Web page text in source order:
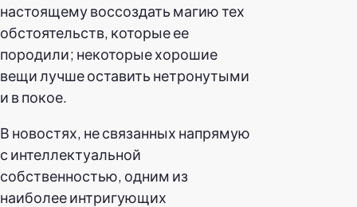
настоящему воссоздать магию тех
обстоятельств, которые ее
породили; некоторые хорошие
вещи лучше оставить нетронутыми
и в покое.
В новостях, не связанных напрямую
с интеллектуальной
собственностью, одним из
наиболее интригующих